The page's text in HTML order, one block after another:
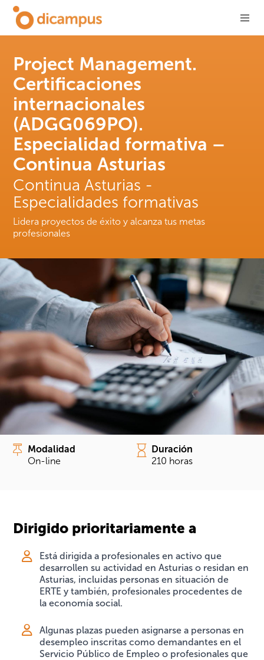
Project Management.
Certificaciones
internacionales
(ADGG069PO).
Especialidad formativa –
Continua Asturias
Continua Asturias -
Especialidades formativas
Lidera proyectos de éxito y alcanza tus metas
profesionales
Modalidad
On-line
Duración
210 horas
Dirigido prioritariamente a
Está dirigida a profesionales en activo que
desarrollen su actividad en Asturias o residan en
Asturias, incluidas personas en situación de
ERTE y también, profesionales procedentes de
la economía social.
Algunas plazas pueden asignarse a personas en
desempleo inscritas como demandantes en el
Servicio Público de Empleo o profesionales que